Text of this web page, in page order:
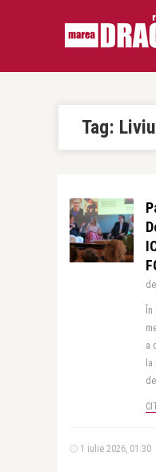
Tag:
de
În
a
1 iulie 2026, 01:30